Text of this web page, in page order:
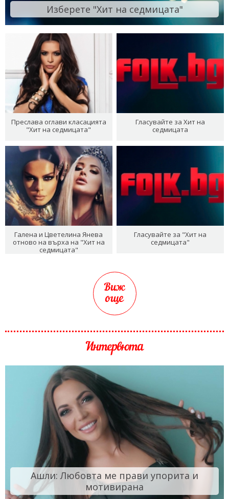
Изберете "Хит на седмицата"
Преслава оглави класацията
"Хит на седмицата"
Гласувайте за Хит на
седмицата
Галена и Цветелина Янева
отново на върха на "Хит на
седмицата"
Гласувайте за "Хит на
седмицата"
Виж
още
Интервюта
Ашли: Любовта ме прави упорита и
мотивирана